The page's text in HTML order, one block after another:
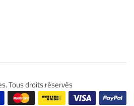
Tous droits réservés